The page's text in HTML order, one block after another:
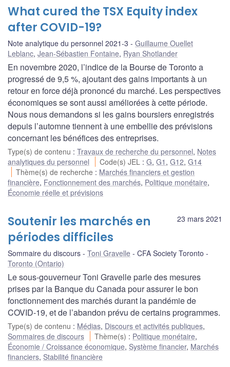
What cured the TSX Equity index
after COVID-19?
Note analytique du personnel 2021-3
Guillaume Ouellet
Leblanc, Jean-Sébastien Fontaine, Ryan Shotlander
En novembre 2020, l’indice de la Bourse de Toronto a
progressé de 9,5 %, ajoutant des gains importants à un
retour en force déjà prononcé du marché. Les perspectives
économiques se sont aussi améliorées à cette période.
Nous nous demandons si les gains boursiers enregistrés
depuis l’automne tiennent à une embellie des prévisions
concernant les bénéfices des entreprises.
Type(s) de contenu : Travaux de recherche du personnel, Notes
analytiques du personnel
Code(s) JEL :G,G1 ,G12,G14
Thème(s) de recherche : Marchés financiers et gestion
financière, Fonctionnement des marchés, Politique monétaire,
Économie réelle et prévisions
23 mars 2021
Soutenir les marchés en
périodes difficiles
Sommaire du discours Toni Gravelle
CFA Society Toronto
Toronto (Ontario)
Le sous-gouverneur Toni Gravelle parle des mesures
prises par la Banque du Canada pour assurer le bon
fonctionnement des marchés durant la pandémie de
COVID-19, et de l’abandon prévu de certains programmes.
Type(s) de contenu : Médias, Discours et activités publiques,
Sommaires de discours
Thème(s) : Politique monétaire,
Économie / Croissance économique, Système financier, Marchés
financiers, Stabilité financière